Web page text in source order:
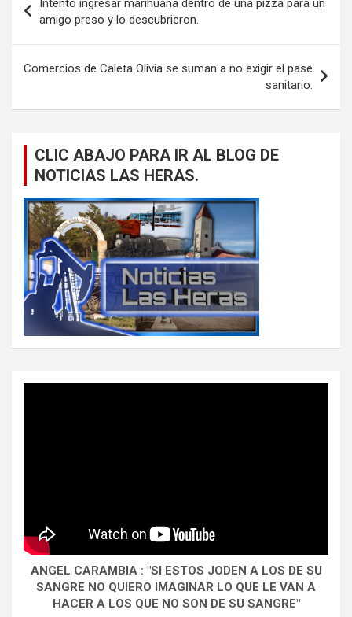
de
entradas
Intentó ingresar marihuana dentro de una pizza para un
amigo preso y lo descubrieron.
Comercios de Caleta Olivia se suman a no exigir el pase
sanitario.
CLIC ABAJO PARA IR AL BLOG DE
NOTICIAS LAS HERAS.
ANGEL CARAMBIA : "SI ESTOS JODEN A LOS DE SU
SANGRE NO QUIERO IMAGINAR LO QUE LE VAN A
HACER A LOS QUE NO SON DE SU SANGRE"